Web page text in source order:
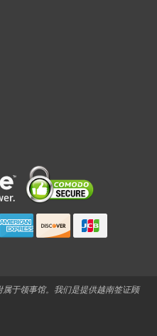
于领事馆。我们是提供越南签证顾